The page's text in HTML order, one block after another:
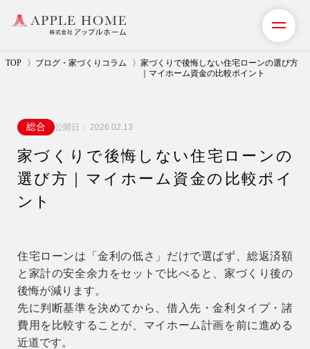
TOP ブログ・家づくりコラム
家づくりで後悔しない住宅ローンの選び方
｜マイホーム資金の比較ポイント
総合 公開日： 2026.02.13
家づくりで後悔しない住宅ローンの
選び方｜マイホーム資金の比較ポイ
ント
住宅ローンは「金利の低さ」だけで選ばず、総返済額
と家計の安全余力をセットで比べると、家づくり後の
後悔が減ります。
先に判断基準を決めてから、借入先・金利タイプ・諸
費用を比較することが、マイホーム計画を前に進める
近道です。
事業紹介（注文住宅）
リフォーム・リノベーション
ショールーム・モデルハウス
施工事例・お客様の声
会社情報